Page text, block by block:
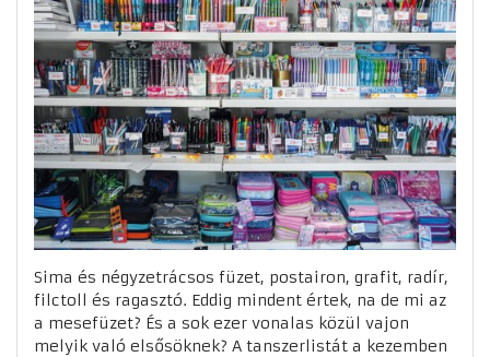
Sima és négyzetrácsos füzet, postairon, grafit, radír,
filctoll és ragasztó. Eddig mindent értek, na de mi az
a mesefüzet? És a sok ezer vonalas közül vajon
melyik való elsősöknek? A tanszerlistát a kezemben